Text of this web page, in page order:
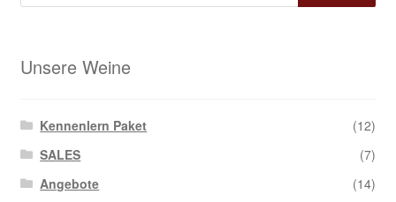
Unsere Weine
Kennenlern Paket
(12)
SALES
(7)
Angebote
(14)